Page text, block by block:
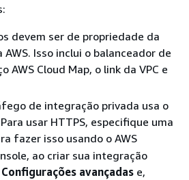
devem ser de propriedade da
AWS. Isso inclui o balanceador de
AWS Cloud Map, o link da VPC e
de integração privada usa o
usar HTTPS, especifique uma
fazer isso usando o AWS
ao criar sua integração
Configurações avançadas e,